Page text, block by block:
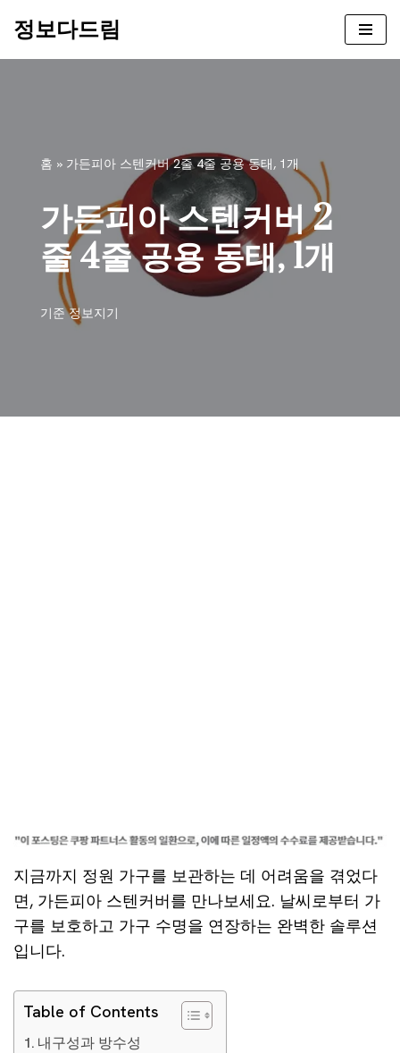
정보다드림
홈 » 가든피아 스텐커버 2줄 4줄 공용 동태, 1개
가든피아 스텐커버 2
줄 4줄 공용 동태, 1개
기준정보지기
지금까지 정원 가구를 보관하는 데 어려움을 겪었다
면, 가든피아 스텐커버를 만나보세요. 날씨로부터 가
구를 보호하고 가구 수명을 연장하는 완벽한 솔루션
입니다.
Table of Contents
내구성과 방수성